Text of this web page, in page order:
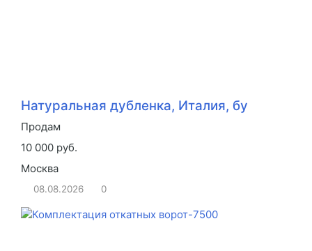
Натуральная дубленка, Италия, бу
Продам
10 000 руб.
Москва
08.08.2026 0